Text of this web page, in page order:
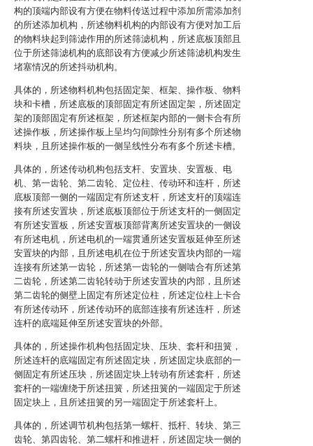
构的顶端内部设有方便在物料传送过程中添加所需添加剂
的所述添加机构，所述物料机构的内部设有方便对加工后
的物料块起到筛滤作用的所述筛滤机构，所述底板顶部且
位于所述筛滤机构的底部设有方便减少所述筛滤机构发生
堵塞情况的所述抖动机构。
具体的，所述物料机构包括固定架、框架、操作板、物料
块和卡槽，所述底板的顶部固定有所述固定架，所述固定
架的顶部固定有所述框架，所述框架内部的一侧卡合有所
述操作板，所述操作板上呈均匀间隙性分别有多个所述物
料块，且所述操作板的一侧呈线性分布有多个所述卡槽。
具体的，所述传动机构包括支杆、安置块、安置板、电
机、第一齿轮、第二齿轮、定位柱、传动环和连杆，所述
底板顶部一侧的一端固定有所述支杆，所述支杆的顶端连
接有所述安置块，所述底板顶部位于所述支杆的一侧固定
有所述安置板，所述安置板顶部背离所述安置块的一侧设
有所述电机，所述电机的一端贯通所述安置板延伸至所述
安置块的内部，且所述电机在位于所述安置块内部的一端
连接有所述第一齿轮，所述第一齿轮的一侧啮合有所述第
二齿轮，所述第二齿轮转动于所述安置块的内部，且所述
第二齿轮的侧壁上固定有所述定位柱，所述定位柱上卡合
有所述传动环，所述传动环的底部连接有所述连杆，所述
连杆的底端延伸至所述安置块的外部。
具体的，所述操作机构包括固定块、压块、套杆和扭簧，
所述连杆的底端固定有所述固定块，所述固定块底部的一
侧固定有所述压块，所述固定块上转动有所述套杆，所述
套杆的一端缠绕于所述扭簧，所述扭簧的一端固定于所述
固定块上，且所述扭簧的另一端固定于所述套杆上。
具体的，所述调节机构包括第一螺杆、抵杆、转块、第三
齿轮、第四齿轮、第二螺杆和推进杆，所述固定块一侧的